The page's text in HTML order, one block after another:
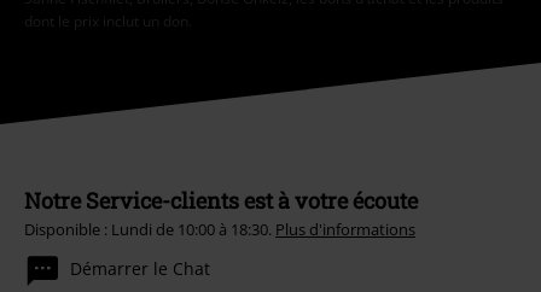
dont le prix inclut un don.
Notre Service-clients est à votre écoute
Disponible : Lundi de 10:00 à 18:30. Plus d'informations
Démarrer le Chat